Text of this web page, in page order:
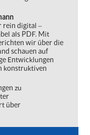
rein digital ‒
als PDF. Mit
wir über die
schauen auf
Entwicklungen
konstruktiven
zu
über